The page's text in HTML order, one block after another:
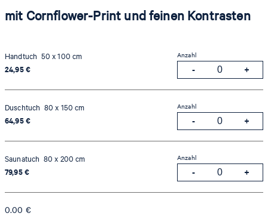
mit Cornflower-Print und feinen Kontrasten
Handtuch 50 x 100 cm
24,95 €
Anzahl
Duschtuch 80 x 150 cm
64,95 €
Anzahl
Saunatuch 80 x 200 cm
79,95 €
Anzahl
0.00 €